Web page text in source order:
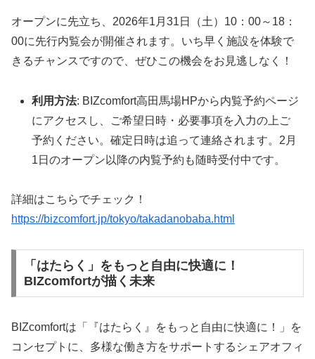
オープンに先立ち、2026年1月31日（土）10：00～18：
00に先行内覧会が開催されます。いち早く施設を体験で
きるチャンスですので、ぜひこの機会をお見逃しなく！
利用方法: BIZcomfort高田馬場HPから内覧予約ページ
にアクセスし、ご希望日時・必要事項を入力の上ご
予約ください。確定日時は追って連絡されます。2月
1日のオープン以降の内覧予約も随時受付中です。
詳細はこちらでチェック！
https://bizcomfort.jp/tokyo/takadanobaba.html
「はたらく」をもっと自由に快適に！
BIZcomfortが描く未来
BIZcomfortは「『はたらく』をもっと自由に快適に！」を
コンセプトに、多様な働き方をサポートするシェアオフィ